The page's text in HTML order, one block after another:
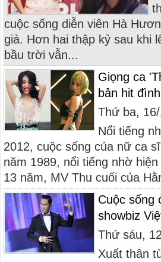
cuộc sống diễn viên Hà
giả. Hơn hai thập kỷ sau khi
bầu trời vẫn...
Giọng ca
bản hit
Thứ ba,
Nổi tiếng
2012, cuộc sống của nữ ca
năm 1989, nổi tiếng nhờ
13 năm, MV Thu cuối của
Cuộc sống
showbiz
Thứ sáu,
Xuất thân